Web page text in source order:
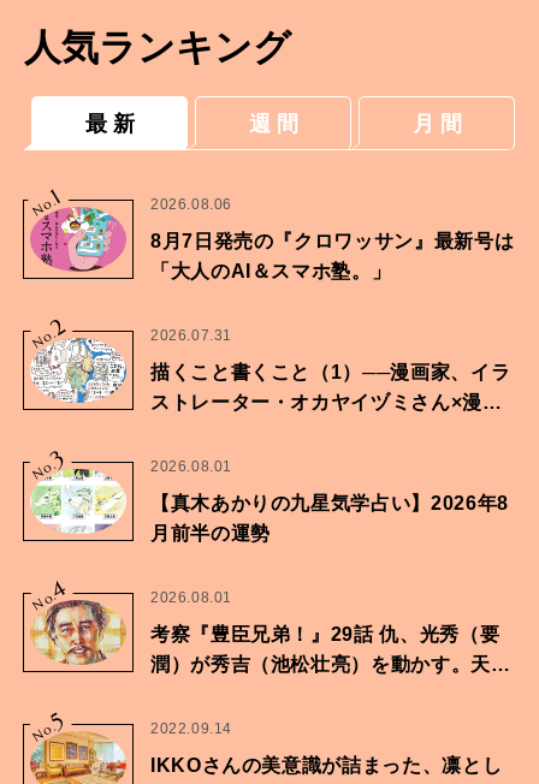
人気ランキング
最 新 週 間 月 間
No.
1 2026.08.06
8月7日発売の『クロワッサン』最新号は
「大人のAI＆スマホ塾。」
No.2 2026.07.31
描くこと書くこと（1）──漫画家、イラ
ストレーター・オカヤイヅミさん×漫画
No.
3 2026.08.01
【真木あかりの九星気学占い】2026年8
月前半の運勢
No.
4 2026.08.01
考察『豊臣兄弟！』29話 仇、光秀（要
潤）が秀吉（池松壮亮）を動かす。天下
No.
5 2022.09.14
IKKOさんの美意識が詰まった、凛とし